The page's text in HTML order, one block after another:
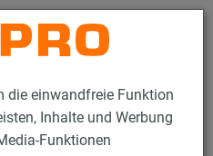
die einwandfreie Funktion
Inhalte und Werbung
Funktionen
Kontakt